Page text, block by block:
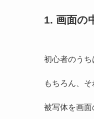
1. 画面の
初心者のう
もちろん、
被写体を画面